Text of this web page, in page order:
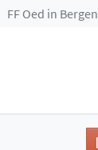
FF Oed in Bergen